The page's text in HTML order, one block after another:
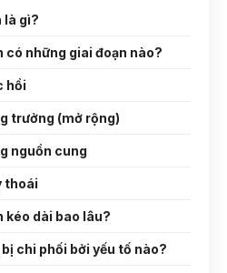
là gì?
có những giai đoạn nào?
hồi
trưởng (mở rộng)
nguồn cung
thoái
kéo dài bao lâu?
chi phối bởi yếu tố nào?